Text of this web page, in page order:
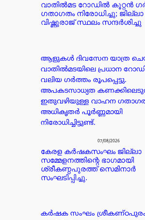
വാതിൽമട റോഡിൽ കൂറ്റൻ
ഗതാഗതം നിരോധിച്ചു; ജില്ലാ
വിഷ്ണുരാജ് സ്ഥലം സന്ദർശിച്ചു
ആളുകൾ ദിവസേന യാത്ര
വാതിൽമടയിലെ പ്രധാന
വലിയ ഗർത്തം രൂപപ്പെട്ടു.
അപകടസാധ്യത
ഇതുവഴിയുള്ള വാഹന
അധികൃതർ പൂർണ്ണമായി
നിരോധിച്ചിട്ടുണ്ട്.
07/08/2026
കേരള കർഷകസംഘം ജില്ലാ
സമ്മേളനത്തിന്റെ ഭാഗമായി
ശ്രീകണ്ഠപുരത്ത് സെമിനാർ
സംഘടിപ്പിച്ചു.
കർഷക സംഘം